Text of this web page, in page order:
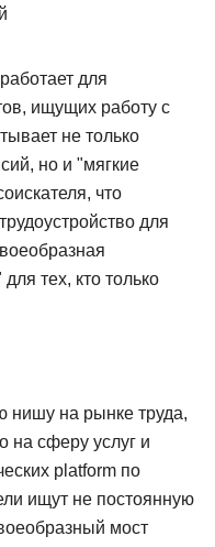
для
ищущих работу с
не только
но и "мягкие
что
для
тех, кто только
нишу на рынке труда,
на сферу услуг и
platform по
ищут не постоянную
мост